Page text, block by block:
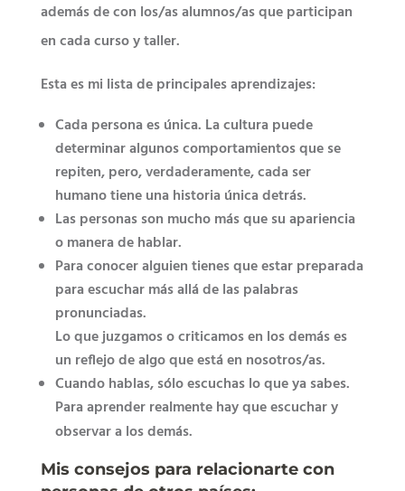
además de con los/as alumnos/as que participan
en cada curso y taller.
Esta es mi lista de principales aprendizajes:
Cada persona es única. La cultura puede
determinar algunos comportamientos que se
repiten, pero, verdaderamente, cada ser
humano tiene una historia única detrás.
Las personas son mucho más que su apariencia
o manera de hablar.
Para conocer alguien tienes que estar preparada
para escuchar más allá de las palabras
pronunciadas.
Lo que juzgamos o criticamos en los demás es
un reflejo de algo que está en nosotros/as.
Cuando hablas, sólo escuchas lo que ya sabes.
Para aprender realmente hay que escuchar y
observar a los demás.
Mis consejos para relacionarte con